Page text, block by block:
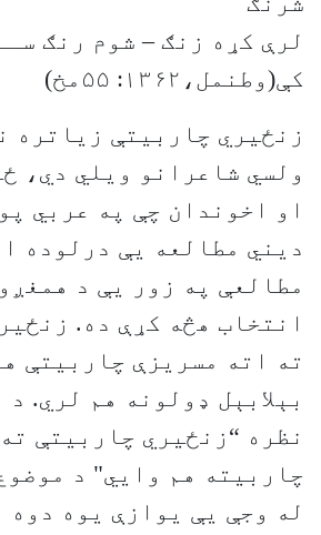
لرې کړه زنګ – شوم رنګ
کې(وطنمل،۱۳۶۲: ۵۵مخ)
زنځیري چاربیتې زیاتره
ولسي شاعرانو ویلي دي،
او اخوندان چې په عربي
دیني مطالعه یې درلوده
مطالعې په زور یې د
انتخاب هڅه کړې ده.
ته اته مسریزې چاربیتې
نظره “زنځیري چاربیتې
چاربیته هم وایي" د
له وجې یې یوازې یوه دوه